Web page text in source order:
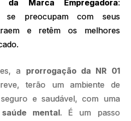
da Marca Empregadora:
se preocupam com seus
e retêm os melhores
a prorrogação da NR 01
terão um ambiente de
e saudável, com uma
saúde mental. É um passo